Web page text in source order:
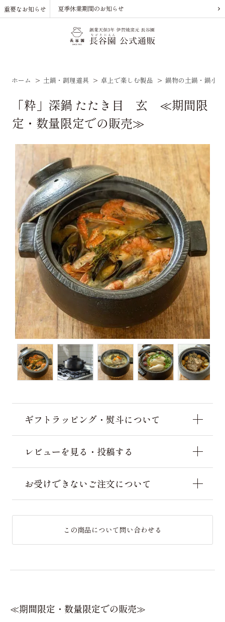
重要なお知らせ 夏季休業期間のお知らせ
ホーム > 土鍋・調理道具 > 卓上で楽しむ製品 > 鍋物の土鍋・鍋小物
「粋」深鍋 たたき目 玄 ≪期間限
定・数量限定での販売≫
ギフトラッピング・熨斗について
レビューを見る・投稿する
お受けできないご注文について
この商品について問い合わせる
≪期間限定・数量限定での販売≫